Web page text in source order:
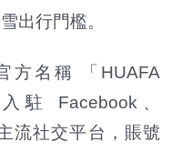
出行門檻。
名稱 「HUAFA
駐 Facebook、
流社交平台，賬號